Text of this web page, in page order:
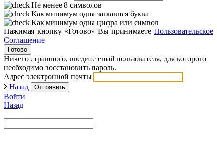
Не менее 8 символов
Как минимум одна заглавная буква
Как минимум одна цифра или символ
Нажимая кнопку «Готово» Вы принимаете Пользовательское
Соглашение
Готово
Ничего страшного, введите email пользователя, для которого
необходимо восстановить пароль.
Адрес электронной почты
Назад
Отправить
Войти
Назад